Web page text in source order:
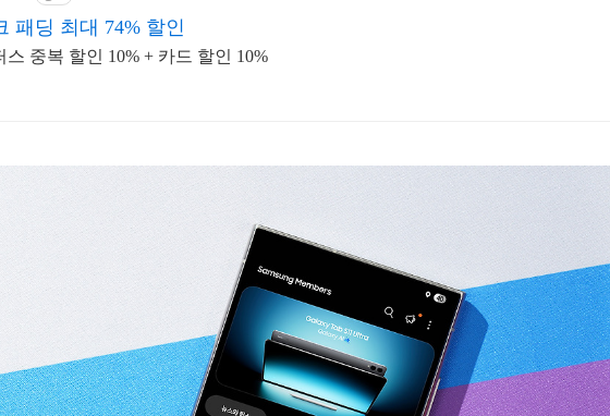
패딩 최대 74% 할인
중복 할인 10% + 카드 할인 10%